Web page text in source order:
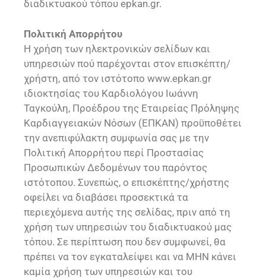
διαδικτυακού τόπου epkan.gr.
Πολιτική Απορρήτου
Η χρήση των ηλεκτρονικών σελίδων και
υπηρεσιών πού παρέχονται στον επισκέπτη/
χρήστη, από τον ιστότοπο www.epkan.gr
ιδιοκτησίας του Καρδιολόγου Ιωάννη
Ταγκούλη, Προέδρου της Εταιρείας Πρόληψης
Καρδιαγγειακών Νόσων (ΕΠΚΑΝ) προϋποθέτει
την ανεπιφύλακτη συμφωνία σας με την
Πολιτική Απορρήτου περί Προστασίας
Προσωπικών Δεδομένων του παρόντος
ιστότοπου. Συνεπώς, ο επισκέπτης/χρήστης
οφείλει να διαβάσει προσεκτικά τα
περιεχόμενα αυτής της σελίδας, πριν από τη
χρήση των υπηρεσιών του διαδικτυακού μας
τόπου. Σε περίπτωση που δεν συμφωνεί, θα
πρέπει να τον εγκαταλείψει και να ΜΗΝ κάνει
καμία χρήση των υπηρεσιών και του